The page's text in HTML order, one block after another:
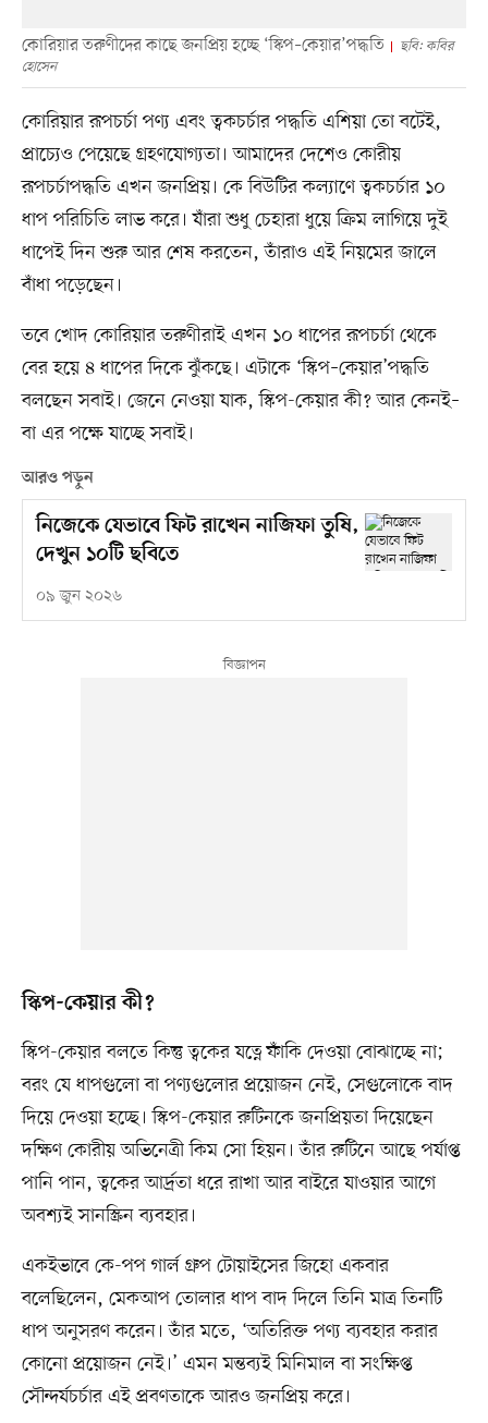
কোরিয়ার তরুণীদের কাছে জনপ্রিয় হচ্ছে ‘স্কিপ–কেয়ার’পদ্ধতি
ছবি: কবির
হোসেন
কোরিয়ার রূপচর্চা পণ্য এবং ত্বকচর্চার পদ্ধতি এশিয়া তো বটেই,
প্রাচ্যেও পেয়েছে গ্রহণযোগ্যতা। আমাদের দেশেও কোরীয়
রূপচর্চাপদ্ধতি এখন জনপ্রিয়। কে বিউটির কল্যাণে ত্বকচর্চার ১০
ধাপ পরিচিতি লাভ করে। যাঁরা শুধু চেহারা ধুয়ে ক্রিম লাগিয়ে দুই
ধাপেই দিন শুরু আর শেষ করতেন, তাঁরাও এই নিয়মের জালে
বাঁধা পড়েছেন।
তবে খোদ কোরিয়ার তরুণীরাই এখন ১০ ধাপের রূপচর্চা থেকে
বের হয়ে ৪ ধাপের দিকে ঝুঁকছে। এটাকে ‘স্কিপ–কেয়ার’পদ্ধতি
বলছেন সবাই। জেনে নেওয়া যাক, স্কিপ-কেয়ার কী? আর কেনই–
বা এর পক্ষে যাচ্ছে সবাই।
আরও পড়ুন
নিজেকে যেভাবে ফিট রাখেন নাজিফা তুষি,
দেখুন ১০টি ছবিতে
০৯ জুন ২০২৬
স্কিপ-কেয়ার কী?
স্কিপ-কেয়ার বলতে কিন্তু ত্বকের যত্নে ফাঁকি দেওয়া বোঝাচ্ছে না;
বরং যে ধাপগুলো বা পণ্যগুলোর প্রয়োজন নেই, সেগুলোকে বাদ
দিয়ে দেওয়া হচ্ছে। স্কিপ-কেয়ার রুটিনকে জনপ্রিয়তা দিয়েছেন
দক্ষিণ কোরীয় অভিনেত্রী কিম সো হিয়ন। তাঁর রুটিনে আছে পর্যাপ্ত
পানি পান, ত্বকের আর্দ্রতা ধরে রাখা আর বাইরে যাওয়ার আগে
অবশ্যই সানস্ক্রিন ব্যবহার।
একইভাবে কে-পপ গার্ল গ্রুপ টোয়াইসের জিহো একবার
বলেছিলেন, মেকআপ তোলার ধাপ বাদ দিলে তিনি মাত্র তিনটি
ধাপ অনুসরণ করেন। তাঁর মতে, ‘অতিরিক্ত পণ্য ব্যবহার করার
কোনো প্রয়োজন নেই।’ এমন মন্তব্যই মিনিমাল বা সংক্ষিপ্ত
সৌন্দর্যচর্চার এই প্রবণতাকে আরও জনপ্রিয় করে।